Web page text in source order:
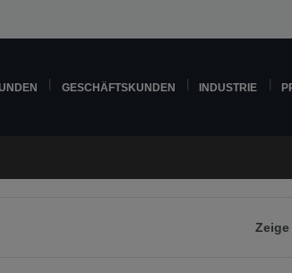
GESCHÄFTSKUNDEN INDUSTRIE